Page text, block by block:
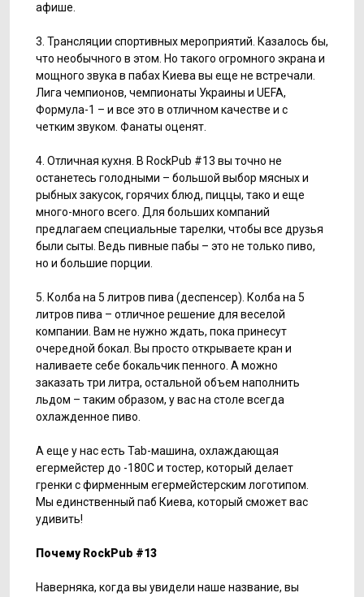
афише.
3. Трансляции спортивных мероприятий. Казалось бы,
что необычного в этом. Но такого огромного экрана и
мощного звука в пабах Киева вы еще не встречали.
Лига чемпионов, чемпионаты Украины и UEFA,
Формула-1 – и все это в отличном качестве и с
четким звуком. Фанаты оценят.
4. Отличная кухня. В RockPub #13 вы точно не
останетесь голодными – большой выбор мясных и
рыбных закусок, горячих блюд, пиццы, тако и еще
много-много всего. Для больших компаний
предлагаем специальные тарелки, чтобы все друзья
были сыты. Ведь пивные пабы – это не только пиво,
но и большие порции.
5. Колба на 5 литров пива (деспенсер). Колба на 5
литров пива – отличное решение для веселой
компании. Вам не нужно ждать, пока принесут
очередной бокал. Вы просто открываете кран и
наливаете себе бокальчик пенного. А можно
заказать три литра, остальной объем наполнить
льдом – таким образом, у вас на столе всегда
охлажденное пиво.
А еще у нас есть Tab-машина, охлаждающая
егермейстер до -180C и тостер, который делает
гренки с фирменным егермейстерским логотипом.
Мы единственный паб Киева, который сможет вас
удивить!
Почему RockPub #13
Наверняка, когда вы увидели наше название, вы